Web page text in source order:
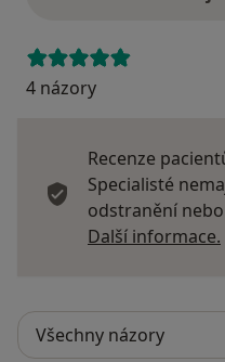
4 názory
Recenze
Specialisté
odstranění
Další informace.